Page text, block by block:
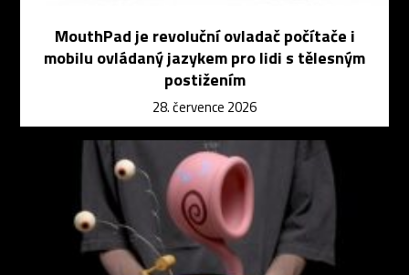
MouthPad je revoluční ovladač počítače i
mobilu ovládaný jazykem pro lidi s tělesným
postižením
28. července 2026